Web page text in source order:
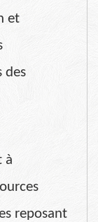
et
des
à
reposant